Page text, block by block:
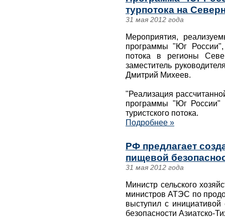
турпотока на
31 мая 2012 года
Мероприятия,
программы "Юг России",
потока в регионы
заместитель
Дмитрий Михеев.
"Реализация
программы "Юг России"
туристского потока.
Подробнее »
РФ предлагает
пищевой
31 мая 2012 года
Министр сельского
министров АТЭС по
выступил с инициативой
безопасности Азиатско-